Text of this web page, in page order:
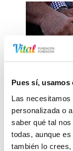
Pues sí, usamos
Las
personalizada o
saber qué tal
todas, aunque
también lo